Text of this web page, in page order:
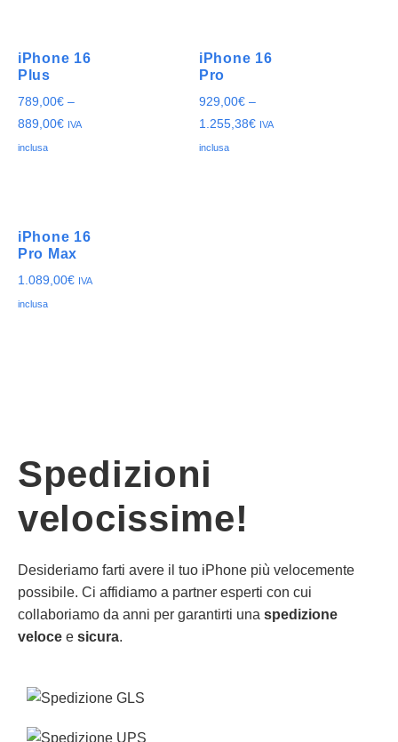
iPhone 16
Plus
789,00€ –
889,00€ IVA
inclusa
iPhone 16
Pro
929,00€ –
1.255,38€ IVA
inclusa
iPhone 16
Pro Max
1.089,00€ IVA
inclusa
Spedizioni
velocissime!
Desideriamo farti avere il tuo iPhone più velocemente
possibile. Ci affidiamo a partner esperti con cui
collaboriamo da anni per garantirti una spedizione
veloce e sicura.